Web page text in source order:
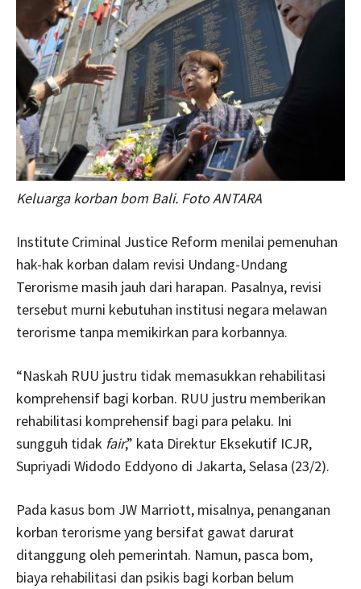
Keluarga korban bom Bali. Foto ANTARA
Institute Criminal Justice Reform menilai pemenuhan
hak-hak korban dalam revisi Undang-Undang
Terorisme masih jauh dari harapan. Pasalnya, revisi
tersebut murni kebutuhan institusi negara melawan
terorisme tanpa memikirkan para korbannya.
“Naskah RUU justru tidak memasukkan rehabilitasi
komprehensif bagi korban. RUU justru memberikan
rehabilitasi komprehensif bagi para pelaku. Ini
sungguh tidak fair,” kata Direktur Eksekutif ICJR,
Supriyadi Widodo Eddyono di Jakarta, Selasa (23/2).
Pada kasus bom JW Marriott, misalnya, penanganan
korban terorisme yang bersifat gawat darurat
ditanggung oleh pemerintah. Namun, pasca bom,
biaya rehabilitasi dan psikis bagi korban belum